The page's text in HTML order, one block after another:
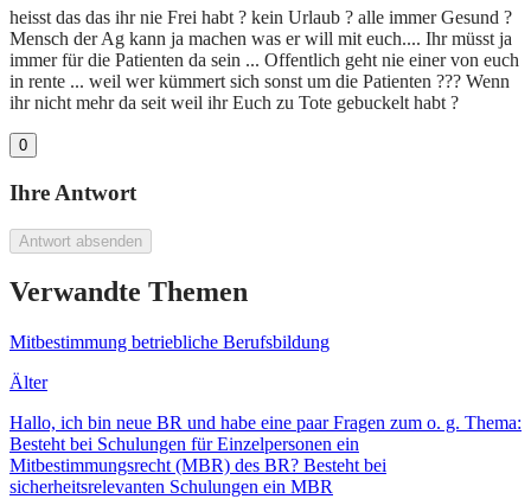
heisst das das ihr nie Frei habt ? kein Urlaub ? alle immer Gesund ?
Mensch der Ag kann ja machen was er will mit euch.... Ihr müsst ja
immer für die Patienten da sein ... Offentlich geht nie einer von euch
in rente ... weil wer kümmert sich sonst um die Patienten ??? Wenn
ihr nicht mehr da seit weil ihr Euch zu Tote gebuckelt habt ?
0
Ihre Antwort
Antwort absenden
Verwandte Themen
Mitbestimmung betriebliche Berufsbildung
Älter
Hallo, ich bin neue BR und habe eine paar Fragen zum o. g. Thema:
Besteht bei Schulungen für Einzelpersonen ein
Mitbestimmungsrecht (MBR) des BR? Besteht bei
sicherheitsrelevanten Schulungen ein MBR